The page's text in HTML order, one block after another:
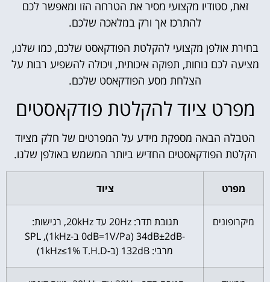
זאת, סטודיו מקצועי מסיר את הטרחה הזו ומאפשר לכם
להתרכז אך ורק במלאכה שלכם.
בחירת אולפן מקצועי להקלטת הפודקאסט שלכם, כמו שלנו,
מציעה לכם נוחות, תפוקה איכותית, ויכולה להשפיע רבות על
הצלחת מסע הפודקאסט שלכם.
מפרט ציוד להקלטת פודקאסטים
הטבלה הבאה מספקת מידע על המפרטים של חלק מציוד
הקלטת הפודקאסטים החדיש ביותר המשמש באולפן שלנו.
מפרט ציוד
מיקרופונים
תגובת תדר: 20Hz עד 20kHz, רגישות:
-34dB±2dB (0dB=1V/Pa ב-1kHz), SPL
מרבי: 132dB (ב-1kHz≤1% T.H.D)